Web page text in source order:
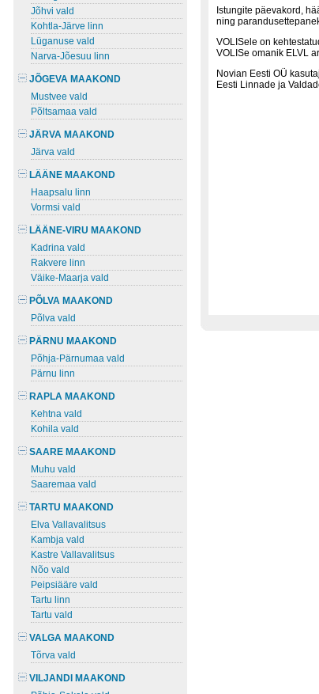
Jõhvi vald
Kohtla-Järve linn
Lüganuse vald
Narva-Jõesuu linn
JÕGEVA MAAKOND
Mustvee vald
Põltsamaa vald
JÄRVA MAAKOND
Järva vald
LÄÄNE MAAKOND
Haapsalu linn
Vormsi vald
LÄÄNE-VIRU MAAKOND
Kadrina vald
Rakvere linn
Väike-Maarja vald
PÕLVA MAAKOND
Põlva vald
PÄRNU MAAKOND
Põhja-Pärnumaa vald
Pärnu linn
RAPLA MAAKOND
Kehtna vald
Kohila vald
SAARE MAAKOND
Muhu vald
Saaremaa vald
TARTU MAAKOND
Elva Vallavalitsus
Kambja vald
Kastre Vallavalitsus
Nõo vald
Peipsiääre vald
Tartu linn
Tartu vald
VALGA MAAKOND
Tõrva vald
VILJANDI MAAKOND
Istungite päevakord,
ning
VOLISele on
VOLISe omanik ELVL
Novian Eesti OÜ
Eesti Linnade ja